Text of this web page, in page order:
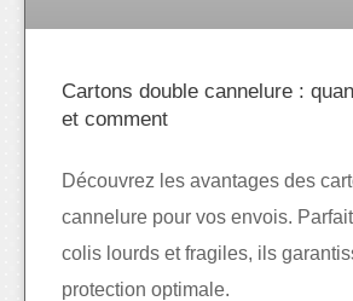
Cartons double cannelure :
et comment
Découvrez les avantages des
cannelure pour vos envois.
colis lourds et fragiles, ils
protection optimale.